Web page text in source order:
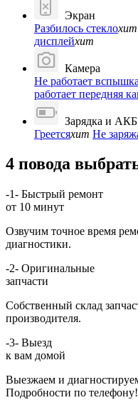
Экран
Разбилось стеклохит
дисплейхит
Камера
Не работает вспышка
работает передняя
Зарядка и АКБ
Греетсяхит Не
4 повода
-1- Быстрый ремонт
от 10 минут
Озвучим точное время
диагностики.
-2- Оригинальные
запчасти
Собственный склад
производителя.
-3- Выезд
к вам домой
Выезжаем и
Подробности по телефону!